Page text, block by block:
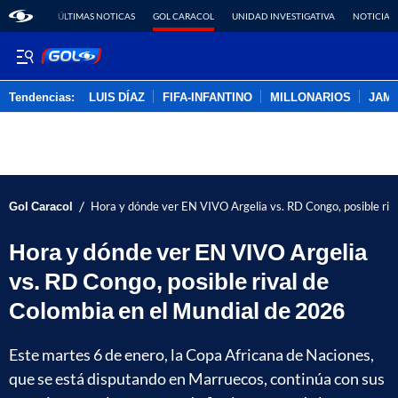
ÚLTIMAS NOTICAS GOL CARACOL UNIDAD INVESTIGATIVA NOTICIAS
Tendencias: LUIS DÍAZ FIFA-INFANTINO MILLONARIOS
Gol Caracol / Hora y dónde ver EN VIVO Argelia vs. RD Congo, posible
Hora y dónde ver EN VIVO Argelia
vs. RD Congo, posible rival de
Colombia en el Mundial de 2026
Este martes 6 de enero, la Copa Africana de Naciones,
que se está disputando en Marruecos, continúa con sus